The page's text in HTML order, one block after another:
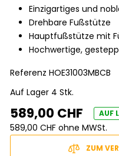
Einzigartiges und
Drehbare Fußstütze
Hauptfußstütze mit
Hochwertige,
ReferenzHOE31003MBCB
Auf Lager 4 Stk.
589,00 CHF AUF
589,00 CHF ohne MWSt.
ZUM